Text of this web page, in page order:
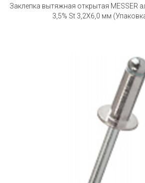
Заклепка вытяжная открытая MESSER
3,5% St 3,2X6,0 мм